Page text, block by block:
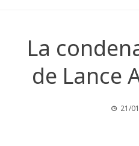
La
de Lance
21/